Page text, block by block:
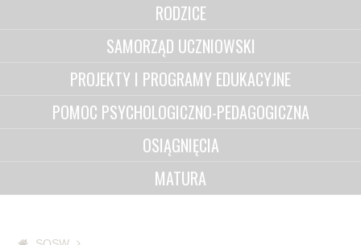
RODZICE
SAMORZĄD UCZNIOWSKI
PROJEKTY I PROGRAMY EDUKACYJNE
POMOC PSYCHOLOGICZNO-PEDAGOGICZNA
OSIĄGNIĘCIA
MATURA